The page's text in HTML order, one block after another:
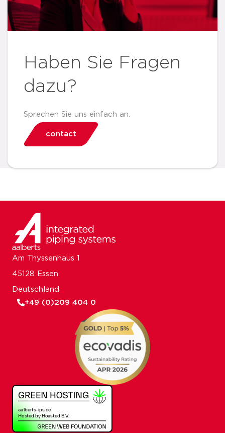
Haben Sie Fragen
dazu?
Sprechen Sie uns einfach an.
contact
Am Thyssenhaus 1
45128 Essen
Deutschland
+49 (0)209 404 0